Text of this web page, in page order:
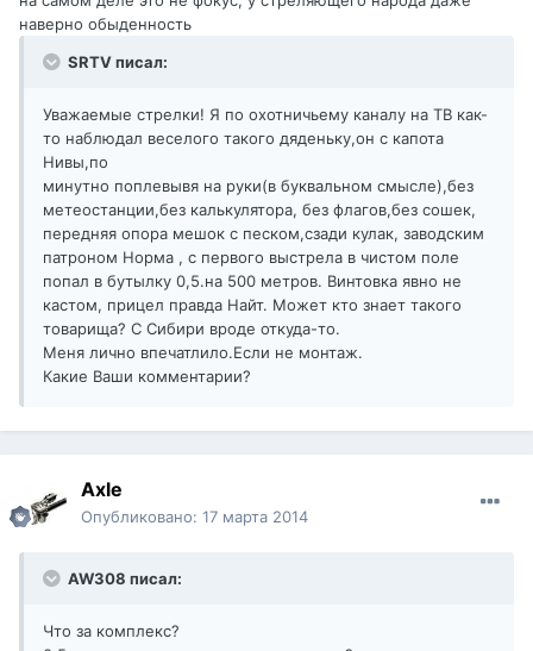
наверно обыденность
SRTV писал:
Уважаемые стрелки! Я по охотничьему каналу на ТВ как-
то наблюдал веселого такого дяденьку,он с капота
Нивы,по
минутно поплевывя на руки(в буквальном смысле),без
метеостанции,без калькулятора, без флагов,без сошек,
передняя опора мешок с песком,сзади кулак, заводским
патроном Норма , с первого выстрела в чистом поле
попал в бутылку 0,5.на 500 метров. Винтовка явно не
кастом, прицел правда Найт. Может кто знает такого
товарища? С Сибири вроде откуда-то.
Меня лично впечатлило.Если не монтаж.
Какие Ваши комментарии?
Axle
Опубликовано: 17 марта 2014
AW308 писал:
Что за комплекс?